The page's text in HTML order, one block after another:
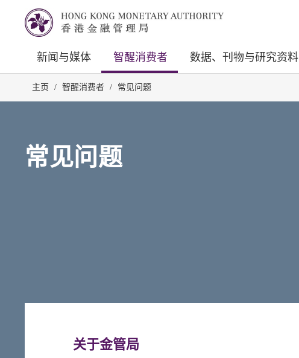
新闻与媒体 智醒消费者 数据、刊物与研究资料
主页 / 智醒消费者 / 常见问题
常见问题
关于金管局